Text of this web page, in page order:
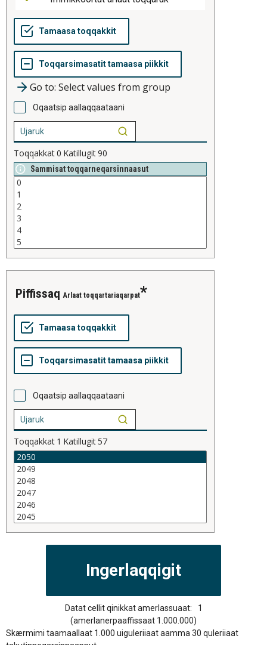
Go to: Select values from group
Oqaatsip aallaqqaataani
Toqqakkat0 Katillugit90
Sammisat toqqarneqarsinnaasut
piffissaq Arlaat toqqartariaqarpat
Oqaatsip aallaqqaataani
Toqqakkat 1 Katillugit57
Datat cellit qinikkat amerlassuaat:
1
(amerlanerpaaffissaat 1.000.000)
Skærmimi taamaallaat 1.000 uiguleriiaat aamma 30 quleriiaat